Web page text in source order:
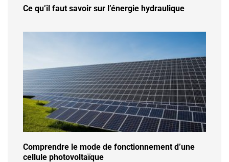
Ce qu’il faut savoir sur l’énergie hydraulique
Comprendre le mode de fonctionnement d’une
cellule photovoltaïque